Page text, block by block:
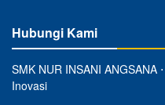
Hubungi Kami
SMK NUR INSANI ANGSANA
Inovasi